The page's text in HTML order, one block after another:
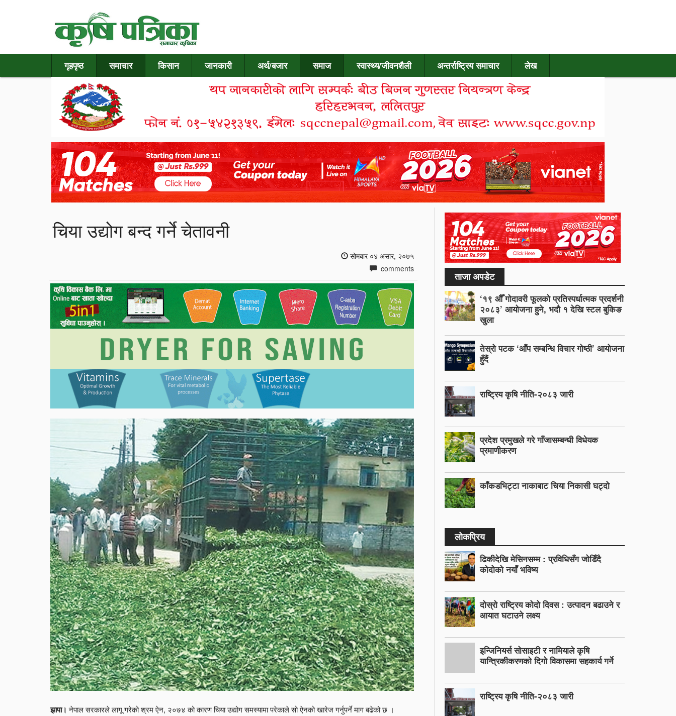
गृहपृष्ठ समाचार किसान जानकारी अर्थ/बजार समाज स्वास्थ्य/जीवनशैली अन्तर्राष्ट्रिय समाचार लेख
चिया उद्योग बन्द गर्ने चेतावनी
सोमबार ०४ असार, २०७५
comments
झापा। नेपाल सरकारले लागू गरेको श्रम ऐन, २०७४ को कारण चिया उद्योग समस्यामा परेकाले सो ऐनको खारेज गर्नुपर्ने माग बढेको छ ।
ताजा अपडेट
‘१९ औँ गोदावरी फूलको प्रतिस्पर्धात्मक प्रदर्शनी
२०८३’ आयोजना हुने, भदौ १ देखि स्टल बुकिङ
खुला
तेस्रो पटक ‘आँप सम्बन्धि विचार गोष्ठी’ आयोजना
हुँदैं
राष्ट्रिय कृषि नीति-२०८३ जारी
प्रदेश प्रमुखले गरे गाँजासम्बन्धी विधेयक
प्रमाणीकरण
काँकडभिट्टा नाकाबाट चिया निकासी घट्दो
लोकप्रिय
ढिकीदेखि मेसिनसम्म : प्रविधिसँग जोडिँदै
कोदोको नयाँ भविष्य
दोस्रो राष्ट्रिय कोदो दिवस : उत्पादन बढाउने र
आयात घटाउने लक्ष्य
इन्जिनियर्स सोसाइटी र नामियाले कृषि
यान्त्रिकीकरणको दिगो विकासमा सहकार्य गर्ने
राष्ट्रिय कृषि नीति-२०८३ जारी